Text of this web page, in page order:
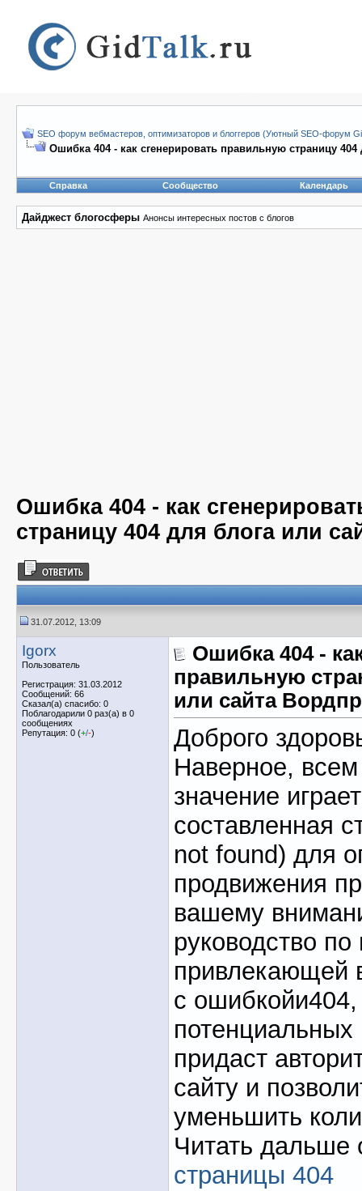
SEO форум вебмастеров, оптимизаторов и блоггеров (Уютный SEO-форум
Ошибка 404 - как сгенерировать правильную страницу
Справка Сообщество Календарь
Дайджест блогосферы Анонсы интересных постов с блогов
Ошибка 404 - как
страницу 404 для блога или
31.07.2012, 13:09
Igorx
Пользователь
Регистрация: 31.03.2012
Сообщений: 66
Сказал(а) спасибо: 0
Поблагодарили 0 раз(а) в 0
сообщениях
Репутация: 0 (+/-)
Ошибка 404 -
правильную
или сайта
Доброго
Наверное, всем
значение
составленная
not found) для
продвижения
вашему
руководство
привлекающей
с
потенциальных
придаст
сайту и
уменьшить
Читать дальше
страницы 404